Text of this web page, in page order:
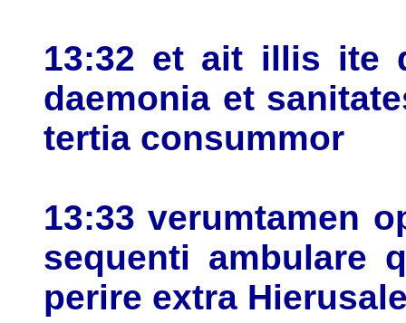
13:32 et ait illis ite
daemonia et
tertia consummor
13:33 verumtamen
sequenti ambulare
perire extra